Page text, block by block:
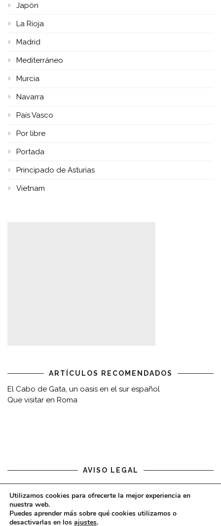
Japón
La Rioja
Madrid
Mediterráneo
Murcia
Navarra
País Vasco
Por libre
Portada
Principado de Asturias
Vietnam
ARTÍCULOS RECOMENDADOS
El Cabo de Gata, un oasis en el sur español
Que visitar en Roma
AVISO LEGAL
Aviso legal
Utilizamos cookies para ofrecerte la mejor experiencia en
nuestra web.
Puedes aprender más sobre qué cookies utilizamos o
desactivarlas en los ajustes.